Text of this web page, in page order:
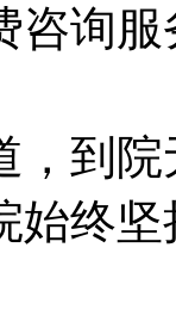
咨询
，到
始终